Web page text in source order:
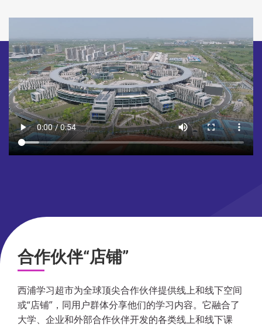
合作伙伴“店铺”
西浦学习超市为全球顶尖合作伙伴提供线上和线下空间
或“店铺”，同用户群体分享他们的学习内容。它融合了
大学、企业和外部合作伙伴开发的各类线上和线下课